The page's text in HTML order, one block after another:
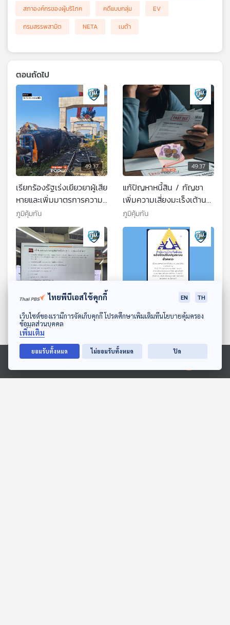
ดาวน์โหลด Thai PBS Podcast Application
Ⓒ 2020 องค์การกระจายเสียงและแพร่ภาพสาธารณะแห่งประเทศไทย
สภาองค์กรของผู้บริโภค
คดีแบบกลุ่ม
EV
กรมสรรพสามิต
NETA เนต้า
ตอนถัดไป
49:37
เรียกร้องรัฐเร่งเยียวยาผู้เสีย
หายและเพิ่มมาตรการความ
ปลอดภัยป้องกันสิ่งก่อสร้าง
โครงการขนาดใหญ่ถล่ม /
ท้องผูก
ภูมิคุ้มกัน
49:37
แก้ปัญหาหนี้สิน / กัญชา
เพิ่มความเสี่ยงมะเร็งเต้านม
และมะเร็งอัณฑะ
ภูมิคุ้มกัน
เสนอแก้ปัญหาหนี้สิน ผ่าน
ร่างกฎหมายล้มละลาย /
อวสานประกันสุขภาพแบบ
สกับเซลล์มะเร็ง
ภูมิคุ้มกัน
ชดเชยผู้ประกันตนล่าช้าอ้าง
ติดขัดการย้ายข้อมูล / น้ำ
ภูมิคุ้มกัน
ไทยพีบีเอสใช้คุกกี้ EN TH
เว็บไซต์ของเรามีการจัดเก็บคุกกี้ โปรดศึกษาเพิ่มเติมที่นโยบายคุ้มครอง
ข้อมูลส่วนบุคคล
เพิ่มเติม
ยอมรับทั้งหมด ไม่ยอมรับทั้งหมด ปิด